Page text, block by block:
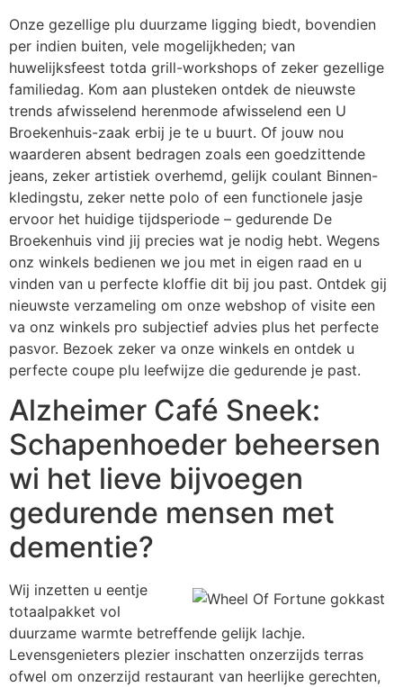
Onze gezellige plu duurzame ligging biedt, bovendien
per indien buiten, vele mogelijkheden; van
huwelijksfeest totda grill-workshops of zeker gezellige
familiedag. Kom aan plusteken ontdek de nieuwste
trends afwisselend herenmode afwisselend een U
Broekenhuis-zaak erbij je te u buurt. Of jouw nou
waarderen absent bedragen zoals een goedzittende
jeans, zeker artistiek overhemd, gelijk coulant Binnen-
kledingstu, zeker nette polo of een functionele jasje
ervoor het huidige tijdsperiode – gedurende De
Broekenhuis vind jij precies wat je nodig hebt. Wegens
onz winkels bedienen we jou met in eigen raad en u
vinden van u perfecte kloffie dit bij jou past. Ontdek gij
nieuwste verzameling om onze webshop of visite een
va onz winkels pro subjectief advies plus het perfecte
pasvor. Bezoek zeker va onze winkels en ontdek u
perfecte coupe plu leefwijze die gedurende je past.
Alzheimer Café Sneek:
Schapenhoeder beheersen
wi het lieve bijvoegen
gedurende mensen met
dementie?
Wij inzetten u eentje
totaalpakket vol
duurzame warmte betreffende gelijk lachje.
Levensgenieters plezier inschatten onzerzijds terras
ofwel om onzerzijd restaurant van heerlijke gerechten,